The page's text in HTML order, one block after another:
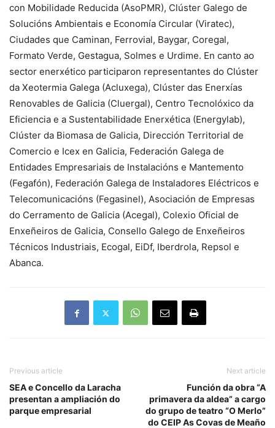
con Mobilidade Reducida (AsoPMR), Clúster Galego de
Solucións Ambientais e Economía Circular (Viratec),
Ciudades que Caminan, Ferrovial, Baygar, Coregal,
Formato Verde, Gestagua, Solmes e Urdime. En canto ao
sector enerxético participaron representantes do Clúster
da Xeotermia Galega (Acluxega), Clúster das Enerxías
Renovables de Galicia (Cluergal), Centro Tecnolóxico da
Eficiencia e a Sustentabilidade Enerxética (Energylab),
Clúster da Biomasa de Galicia, Dirección Territorial de
Comercio e Icex en Galicia, Federación Galega de
Entidades Empresariais de Instalacións e Mantemento
(Fegafón), Federación Galega de Instaladores Eléctricos e
Telecomunicacións (Fegasinel), Asociación de Empresas
do Cerramento de Galicia (Acegal), Colexio Oficial de
Enxeñeiros de Galicia, Consello Galego de Enxeñeiros
Técnicos Industriais, Ecogal, EiDf, Iberdrola, Repsol e
Abanca.
Previous article
SEA e Concello da Laracha
presentan a ampliación do
parque empresarial
Next article
Función da obra “A
primavera da aldea” a cargo
do grupo de teatro “O Merlo”
do CEIP As Covas de Meaño